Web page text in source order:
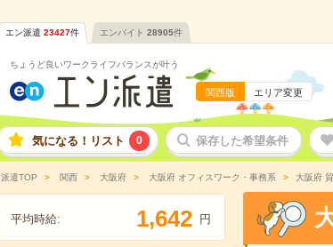
エン派遣 23427件 エンバイト 28905件
ちょうど良いワークライフバランスが叶う
関西版 エリア変更
気になる！リスト 0 保存した希望条件
派遣TOP 関西 大阪府 大阪府 オフィスワーク・事務系 大阪府
平均時給: 1,642 円